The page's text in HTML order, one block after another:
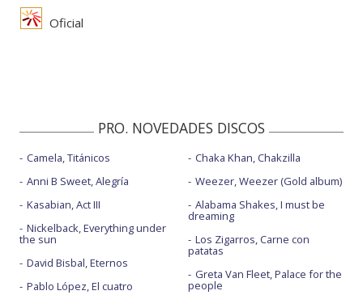
Oficial
PRO. NOVEDADES DISCOS
Camela, Titánicos
Anni B Sweet, Alegría
Kasabian, Act III
Nickelback, Everything under
the sun
David Bisbal, Eternos
Pablo López, El cuatro
Chaka Khan, Chakzilla
Weezer, Weezer (Gold album)
Alabama Shakes, I must be
dreaming
Los Zigarros, Carne con
patatas
Greta Van Fleet, Palace for the
people